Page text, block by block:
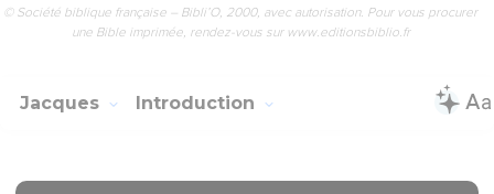
© Société biblique française – Bibli’O, 2000, avec autorisation. Pour vous procurer
une Bible imprimée, rendez-vous sur www.editionsbiblio.fr
Jacques Introduction